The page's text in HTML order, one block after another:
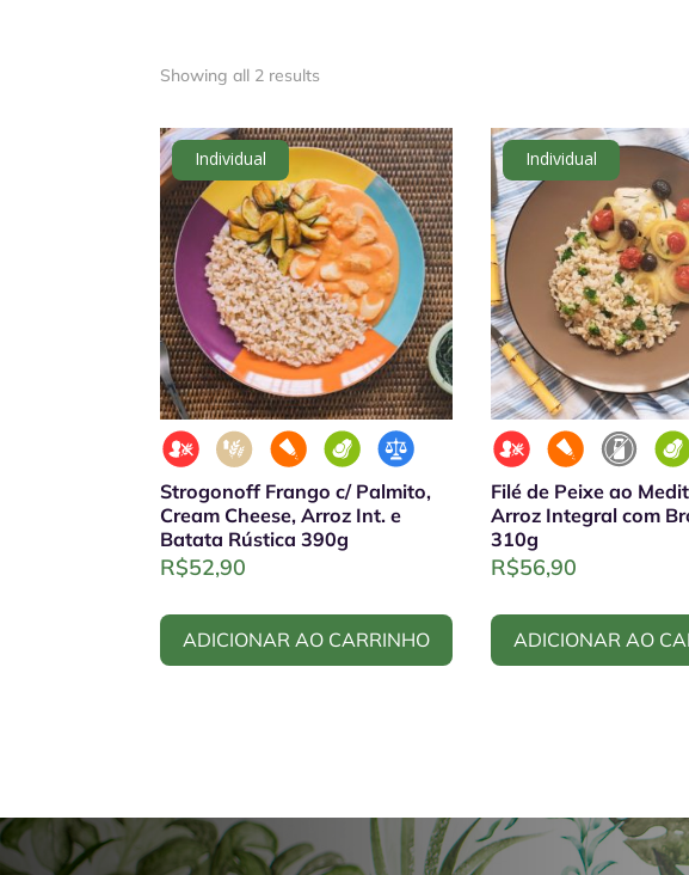
Showing all 2 results
Individual
Strogonoff Frango c/ Palmito,
Cream Cheese, Arroz Int. e
Batata Rústica 390g
R$52,90
ADICIONAR AO CARRINHO
Individual
Filé de Peixe ao
Arroz Integral com
310g
R$56,90
ADICIONAR AO